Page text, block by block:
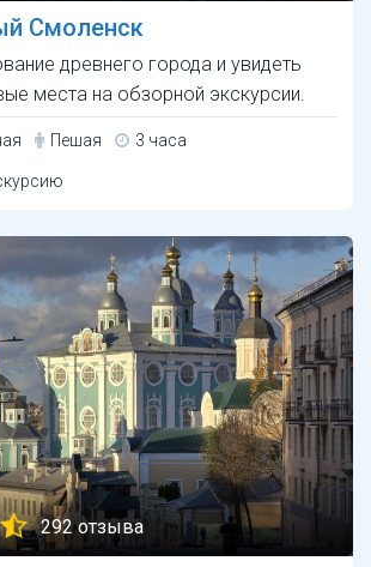
Смоленск
древнего города и увидеть
места на обзорной экскурсии.
Пешая 3 часа
292 отзыва